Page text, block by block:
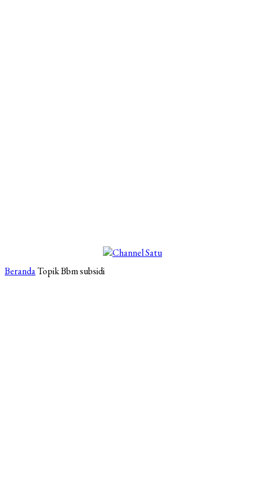
BerandaTopikBbm subsidi